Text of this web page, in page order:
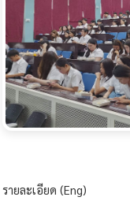
รายละเอียด (Eng)